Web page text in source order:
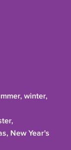
winter,
New Year's